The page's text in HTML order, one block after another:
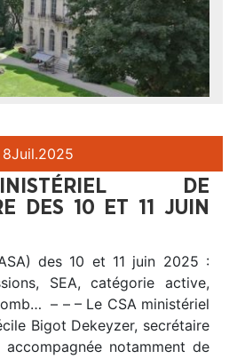
8Juil.2025
DE
DES 10 ET 11 JUIN
des 10 et 11 juin 2025 :
SEA, catégorie active,
– – – Le CSA ministériel
Bigot Dekeyzer, secrétaire
accompagnée notamment de